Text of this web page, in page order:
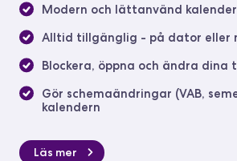
Modern och lättanvänd
Alltid tillgänglig - på dator eller
Blockera, öppna och ändra dina
Gör schemaändringar (VAB,
kalendern
Läs mer